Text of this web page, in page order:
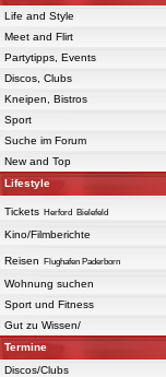
Life and Style
Meet and Flirt
Partytipps, Events
Discos, Clubs
Kneipen, Bistros
Sport
Suche im Forum
New and Top
Lifestyle
Tickets Herford Bielefeld
Kino/Filmberichte
Reisen Flughafen Paderborn
Wohnung suchen
Sport und Fitness
Gut zu Wissen/
Termine
Discos/Clubs